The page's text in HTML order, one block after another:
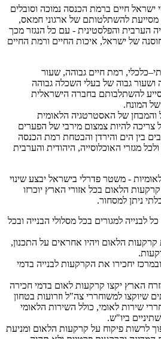
חיים ברמת הכנסה נמוכה וסובלים
מסייעת להשתלטותם של ארגוני חמאס,
הערבית והפלסטינית - עם כל הנגזר מכך
של ישראל, איכות החיים ורמת החיים
רמת חיים גבוהה, שעור
גבוה של בעלי השכלה גבוהה
להשתלבותם בחברה הישראלית
המונח.
והמבחן של האסטרטגיה הלאומית
להיות צמצום מירבי של הפערים
בין הים והירדן והבטחת רמת הכנסה
מגזרי האוכלוסייה, היהודית והערבית
- משטר פדרלי בישראל יבצע שינוי
הלאום בכל אזורי הארץ יוכרזו
ניתן למסחור.
לבנייה למגורים בכל מסלולי הבנייה ובכל
קרקעות הלאום ויהיו אחראים על התכנון,
יחכירו את הקרקעות לבנייה בדמי
הארץ יקצו קרקעות לאום בדמי חכירה
שיוקצו למשוחררי צה"ל וזרועות בטחון
שירות לאומי, כולל השירות הלאומי
ביו"ש.
לרשות פיקוח על קרקעות הלאום ומניעת